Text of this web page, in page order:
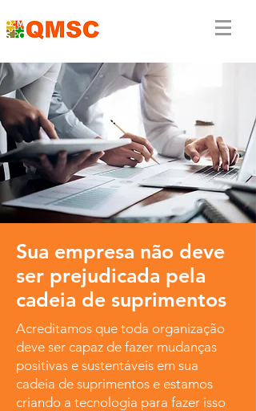
Sua empresa não deve
ser prejudicada pela
cadeia de suprimentos
Acreditamos que toda organização
deve ser capaz de fazer mudanças
positivas e sustentáveis em sua
cadeia de suprimentos e estamos
criando a tecnologia para fazer isso